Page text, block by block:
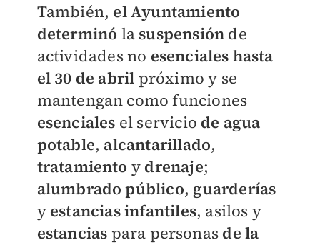
También, el Ayuntamiento
determinó la suspensión de
actividades no esenciales hasta
el 30 de abril próximo y se
mantengan como funciones
esenciales el servicio de agua
potable, alcantarillado,
tratamiento y drenaje;
alumbrado público, guarderías
y estancias infantiles, asilos y
estancias para personas de la